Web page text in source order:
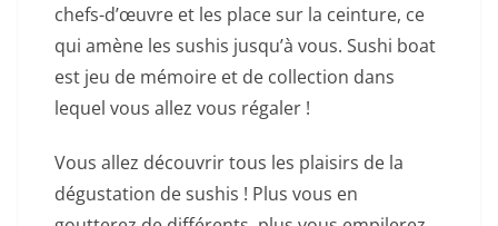
chefs-d’œuvre et les place sur la ceinture, ce
qui amène les sushis jusqu’à vous. Sushi boat
est jeu de mémoire et de collection dans
lequel vous allez vous régaler !
Vous allez découvrir tous les plaisirs de la
dégustation de sushis ! Plus vous en